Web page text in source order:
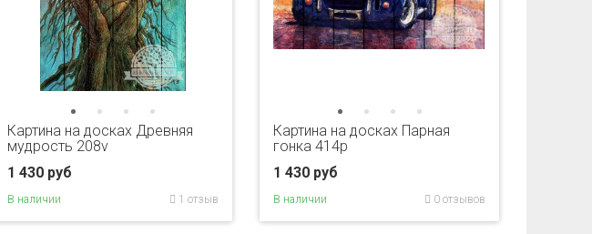
Картина на досках Древняя
мудрость 208v
1 430 руб
В наличии 1 отзыв
Картина на досках Парная
гонка 414p
1 430 руб
В наличии 0 отзывов